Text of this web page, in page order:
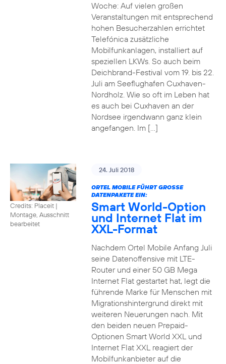
Woche: Auf vielen großen
Veranstaltungen mit entsprechend
hohen Besucherzahlen errichtet
Telefónica zusätzliche
Mobilfunkanlagen, installiert auf
speziellen LKWs. So auch beim
Deichbrand-Festival vom 19. bis 22.
Juli am Seeflughafen Cuxhaven-
Nordholz. Wie so oft im Leben hat
es auch bei Cuxhaven an der
Nordsee irgendwann ganz klein
angefangen. Im […]
Credits: Placeit |
Montage, Ausschnitt
bearbeitet
24. Juli 2018
ORTEL MOBILE FÜHRT GROSSE D
ATENPAKETE EIN:
Smart World-Option
und Internet Flat im
XXL-Format
Nachdem Ortel Mobile Anfang Juli
seine Datenoffensive mit LTE-
Router und einer 50 GB Mega
Internet Flat gestartet hat, legt die
führende Marke für Menschen mit
Migrationshintergrund direkt mit
weiteren Neuerungen nach. Mit
den beiden neuen Prepaid-
Optionen Smart World XXL und
Internet Flat XXL reagiert der
Mobilfunkanbieter auf die